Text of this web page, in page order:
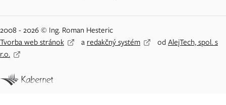
2008 - 2026 © Ing. Roman Hesteric
Tvorba web stránok
aredakčný systém od AlejTech, spol. s
r.o.